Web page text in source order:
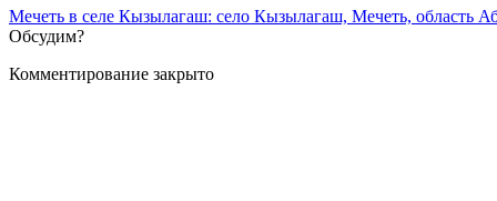
Мечеть в селе Кызылагаш: село Кызылагаш, Мечеть, область
Обсудим?
Комментирование закрыто